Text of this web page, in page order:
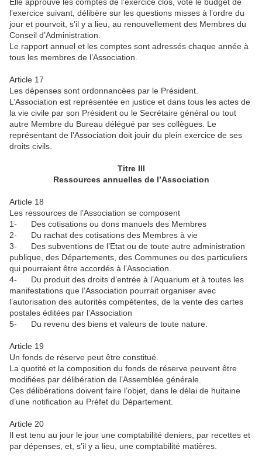
l’exercice suivant, délibère sur les questions misses à l’ordre du
jour et pourvoit, s’il y a lieu, au renouvellement des Membres du
Conseil d’Administration.
Le rapport annuel et les comptes sont adressés chaque année à
tous les membres de l’Association.
Article 17
Les dépenses sont ordonnancées par le Président.
L’Association est représentée en justice et dans tous les actes de
la vie civile par son Président ou le Secrétaire général ou tout
autre Membre du Bureau délégué par ses collègues. Le
représentant de l’Association doit jouir du plein exercice de ses
droits civils.
Titre III
Ressources annuelles de l’Association
Article 18
Les ressources de l’Association se composent
1- Des cotisations ou dons manuels des Membres
2- Du rachat des cotisations des Membres à vie
3- Des subventions de l’Etat ou de toute autre administration
publique, des Départements, des Communes ou des particuliers
qui pourraient être accordés à l’Association.
4- Du produit des droits d’entrée à l’Aquarium et à toutes les
manifestations que l’Association pourrait organiser avec
l’autorisation des autorités compétentes, de la vente des cartes
postales éditées par l’Association
5- Du revenu des biens et valeurs de toute nature.
Article 19
Un fonds de réserve peut être constitué.
La quotité et la composition du fonds de réserve peuvent être
modifiées par délibération de l’Assemblée générale.
Ces délibérations doivent faire l’objet, dans le délai de huitaine
d’une notification au Préfet du Département.
Article 20
Il est tenu au jour le jour une comptabilité deniers, par recettes et
par dépenses, et, s’il y a lieu, une comptabilité matières.